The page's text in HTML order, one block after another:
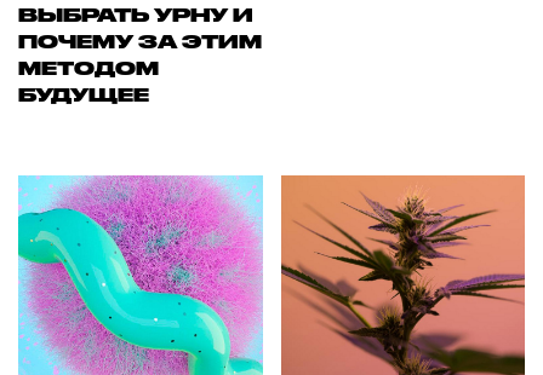
ВЫБРАТЬ УРНУ И
ПОЧЕМУ ЗА ЭТИМ
МЕТОДОМ
БУДУЩЕЕ